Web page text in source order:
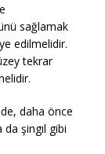
sağlamak
edilmelidir.
tekrar
daha önce
şingıl gibi